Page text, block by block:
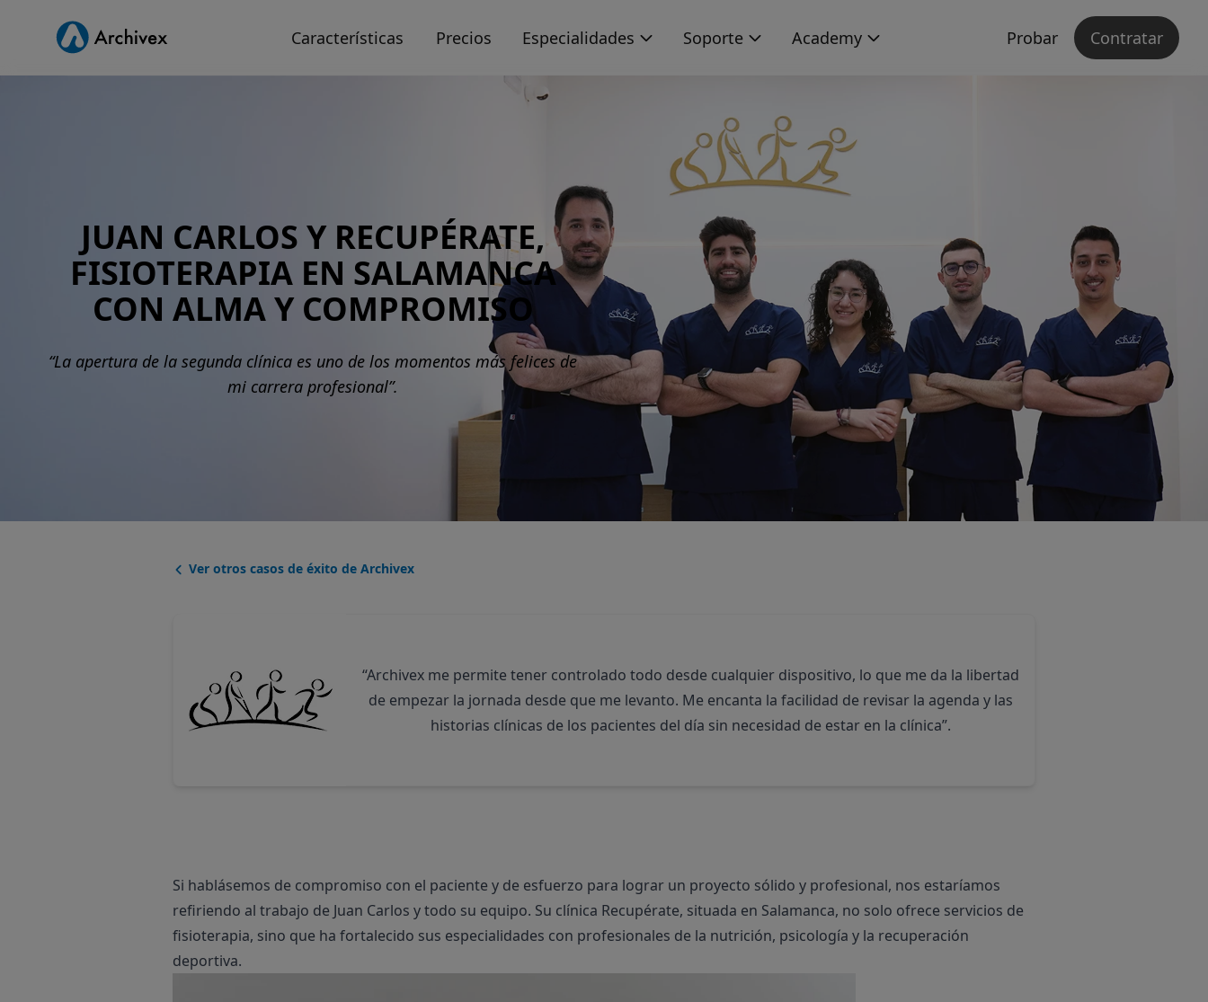
Características Precios Especialidades Soporte Academy Probar Contratar
JUAN CARLOS Y RECUPÉRATE,
FISIOTERAPIA EN SALAMANCA
CON ALMA Y COMPROMISO
“La apertura de la segunda clínica es uno de los momentos más felices de
mi carrera profesional”.
Ver otros casos de éxito de Archivex
“Archivex me permite tener controlado todo desde cualquier dispositivo, lo que me da la libertad
de empezar la jornada desde que me levanto. Me encanta la facilidad de revisar la agenda y las
historias clínicas de los pacientes del día sin necesidad de estar en la clínica”.
Si hablásemos de compromiso con el paciente y de esfuerzo para lograr un proyecto sólido y profesional, nos estaríamos
refiriendo al trabajo de Juan Carlos y todo su equipo. Su clínica Recupérate, situada en Salamanca, no solo ofrece servicios de
fisioterapia, sino que ha fortalecido sus especialidades con profesionales de la nutrición, psicología y la recuperación
deportiva.